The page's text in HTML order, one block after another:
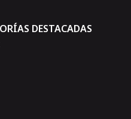
DESTACADAS